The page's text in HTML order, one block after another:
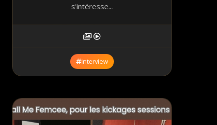
s'intéresse...
Interview